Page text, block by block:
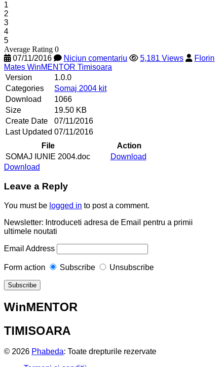
1
2
3
4
5
Average Rating 0
07/11/2016
Niciun comentariu 5,181 Views
Florin
Mates WinMENTOR Timisoara
Version
1.0.0
Categories
Somaj 2004 kit
Download
1066
Size
19.50 KB
Create Date
07/11/2016
Last Updated 07/11/2016
File
Action
SOMAJ IUNIE 2004.doc
Download
Download
Leave a Reply
You must be logged in to post a comment.
Newsletter: Introduceti adresa de Email pentru a primii
ultimele noutati
Email Address
Form action Subscribe Unsubscribe
WinMENTOR
TIMISOARA
© 2026 Phabeda: Toate drepturile rezervate